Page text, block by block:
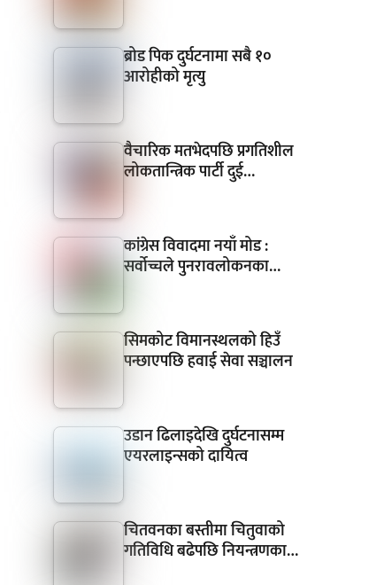
ब्रोड पिक दुर्घटनामा सबै १०
आरोहीको मृत्यु
वैचारिक मतभेदपछि प्रगतिशील
लोकतान्त्रिक पार्टी दुई…
कांग्रेस विवादमा नयाँ मोड :
सर्वोच्चले पुनरावलोकनका…
सिमकोट विमानस्थलको हिउँ
पन्छाएपछि हवाई सेवा सञ्चालन
उडान ढिलाइदेखि दुर्घटनासम्म
एयरलाइन्सको दायित्व
चितवनका बस्तीमा चितुवाको
गतिविधि बढेपछि नियन्त्रणका…